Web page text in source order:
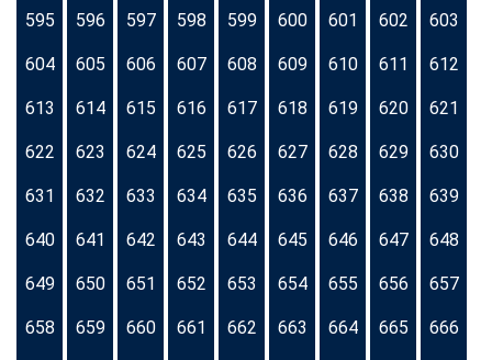
595 596 597 598 599 600 601 602 603
604 605 606 607 608 609 610 611 612
613 614 615 616 617 618 619 620 621
622 623 624 625 626 627 628 629 630
631 632 633 634 635 636 637 638 639
640 641 642 643 644 645 646 647 648
649 650 651 652 653 654 655 656 657
658 659 660 661 662 663 664 665 666